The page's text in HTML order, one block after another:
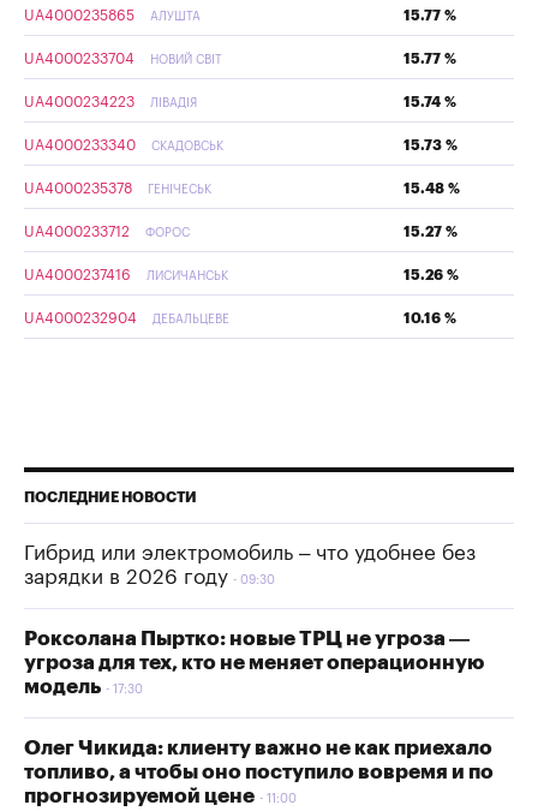
UA4000235865 АЛУШТА 15.77 %
UA4000233704 НОВИЙ СВІТ 15.77 %
UA4000234223 ЛІВАДІЯ 15.74 %
UA4000233340 СКАДОВСЬК 15.73 %
UA4000235378 ГЕНІЧЕСЬК 15.48 %
UA4000233712 ФОРОС 15.27 %
UA4000237416 ЛИСИЧАНСЬК 15.26 %
UA4000232904 ДЕБАЛЬЦЕВЕ 10.16 %
ПОСЛЕДНИЕ НОВОСТИ
Гибрид или электромобиль – что удобнее без
зарядки в 2026 году
09:30
Роксолана Пыртко: новые ТРЦ не угроза —
угроза для тех, кто не меняет операционную
модель
17:30
Олег Чикида: клиенту важно не как приехало
топливо, а чтобы оно поступило вовремя и по
прогнозируемой цене
11:00